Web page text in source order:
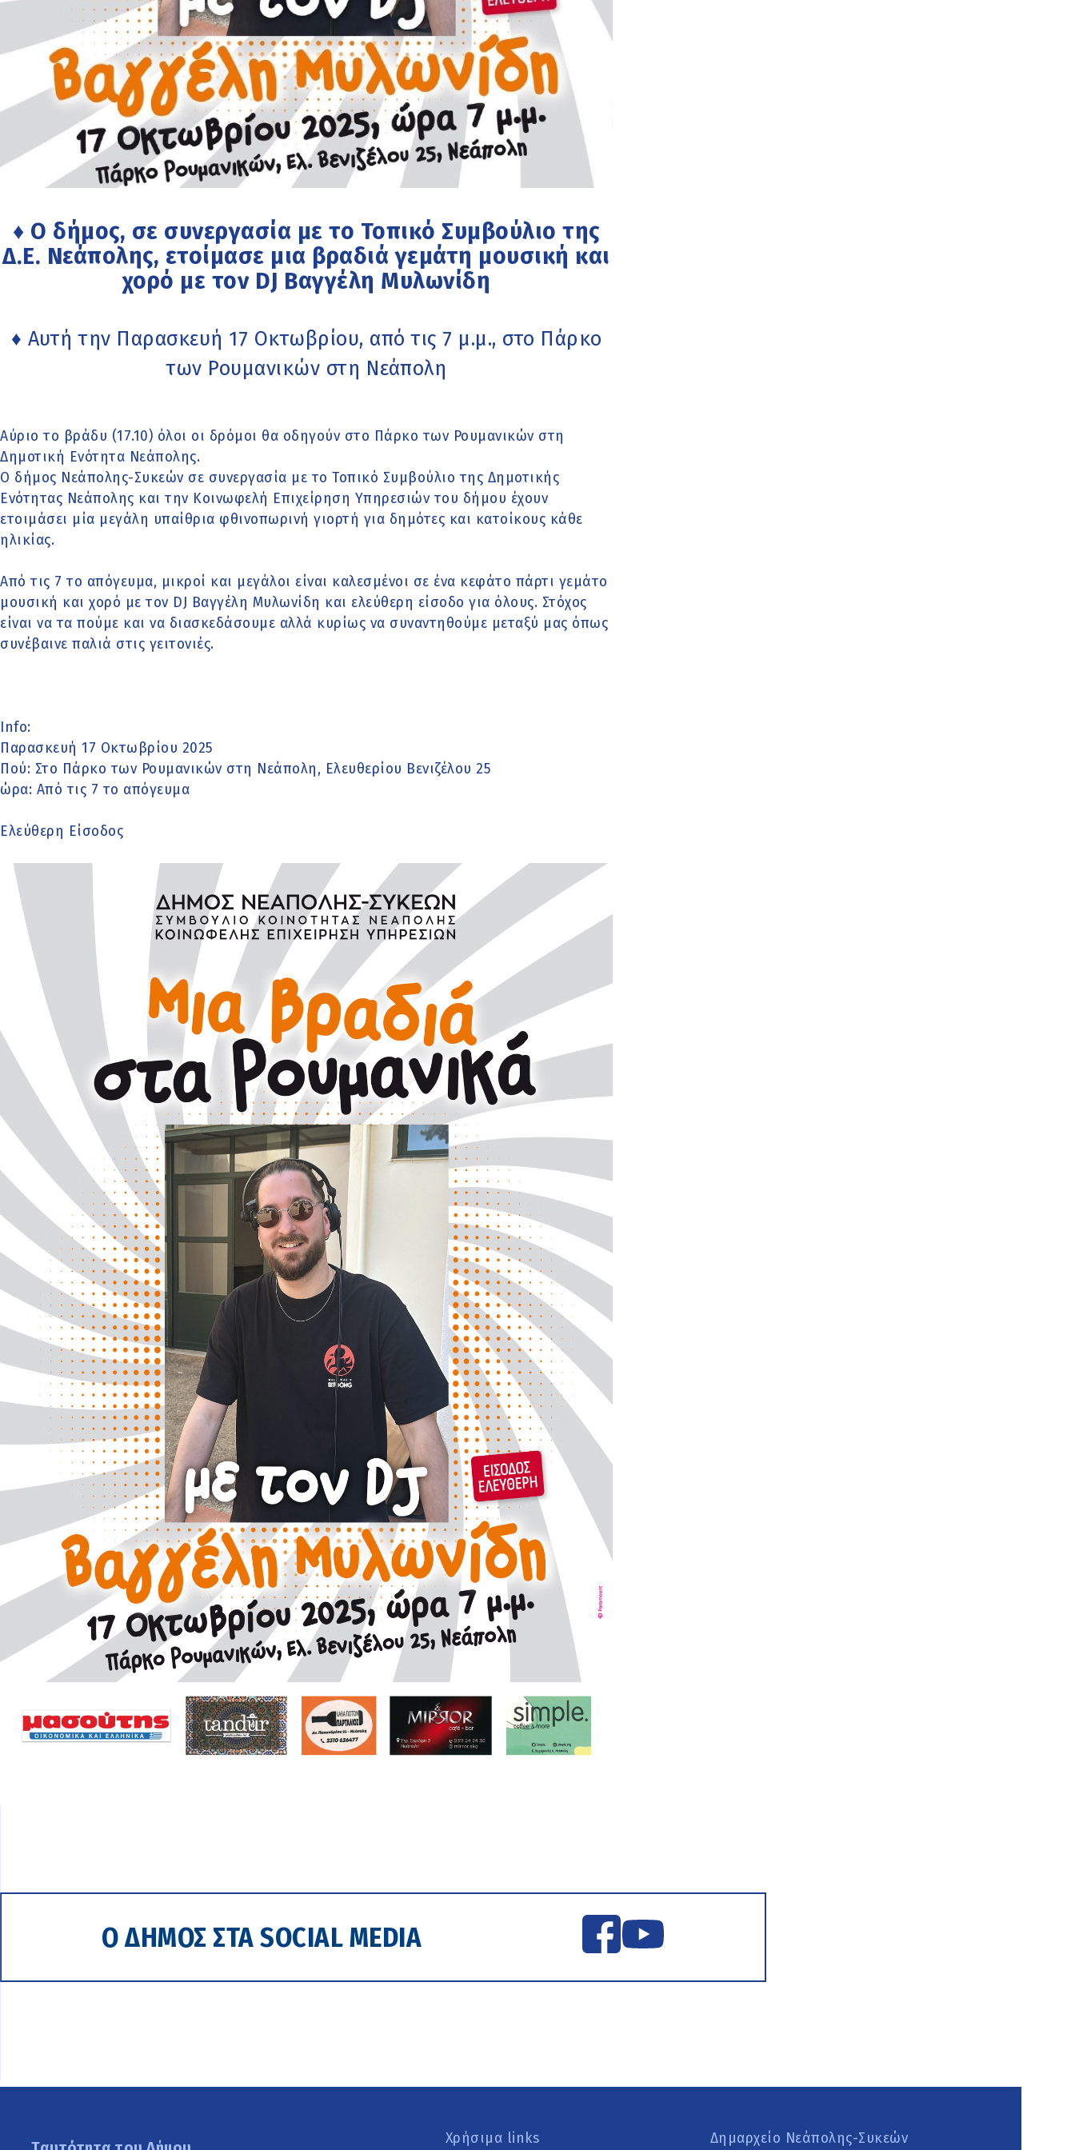
♦ Ο δήμος, σε συνεργασία με το Τοπικό Συμβούλιο της
Δ.Ε. Νεάπολης, ετοίμασε μια βραδιά γεμάτη μουσική και
χορό με τον DJ Βαγγέλη Μυλωνίδη
♦ Αυτή την Παρασκευή 17 Οκτωβρίου, από τις 7 μ.μ., στο Πάρκο
των Ρουμανικών στη Νεάπολη
Αύριο το βράδυ (17.10) όλοι οι δρόμοι θα οδηγούν στο Πάρκο των Ρουμανικών στη
Δημοτική Ενότητα Νεάπολης.
Ο δήμος Νεάπολης-Συκεών σε συνεργασία με το Τοπικό Συμβούλιο της Δημοτικής
Ενότητας Νεάπολης και την Κοινωφελή Επιχείρηση Υπηρεσιών του δήμου έχουν
ετοιμάσει μία μεγάλη υπαίθρια φθινοπωρινή γιορτή για δημότες και κατοίκους κάθε
ηλικίας.
Από τις 7 το απόγευμα, μικροί και μεγάλοι είναι καλεσμένοι σε ένα κεφάτο πάρτι γεμάτο
μουσική και χορό με τον DJ Βαγγέλη Μυλωνίδη και ελεύθερη είσοδο για όλους. Στόχος
είναι να τα πούμε και να διασκεδάσουμε αλλά κυρίως να συναντηθούμε μεταξύ μας όπως
συνέβαινε παλιά στις γειτονιές.
Info:
Παρασκευή 17 Οκτωβρίου 2025
Πού: Στο Πάρκο των Ρουμανικών στη Νεάπολη, Ελευθερίου Βενιζέλου 25
ώρα: Από τις 7 το απόγευμα
Ελεύθερη Είσοδος
Ο ΔΗΜΟΣ ΣΤΑ SOCIAL MEDIA
Χρήσιμα links Δημαρχείο Νεάπολης-Συκεών